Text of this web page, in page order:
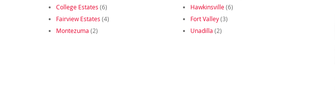
College Estates (6) Hawkinsville(6)
Fairview Estates (4) Fort Valley(3)
Montezuma (2) Unadilla (2)